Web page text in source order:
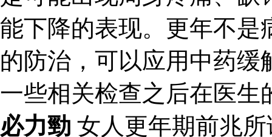
能下降的表现。更年不是
的防治，可以应用中药
一些相关检查之后在医生
必力勁 女人更年期前兆